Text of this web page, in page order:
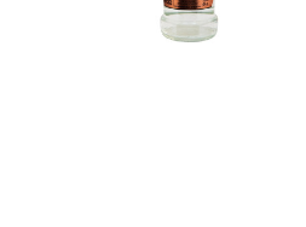
In den Korb